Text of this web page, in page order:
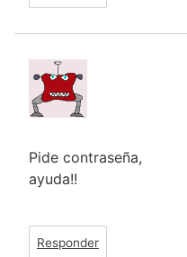
Pide contraseña,
ayuda!!
Responder